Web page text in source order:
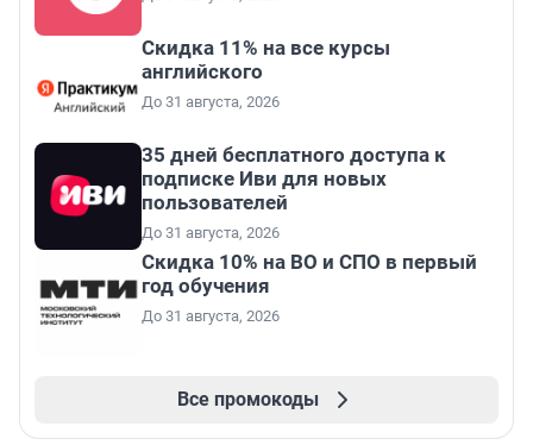
Скидка 11% на все курсы
английского
До 31 августа, 2026
35 дней бесплатного доступа к
подписке Иви для новых
пользователей
До 31 августа, 2026
Скидка 10% на ВО и СПО в первый
год обучения
До 31 августа, 2026
Все промокоды